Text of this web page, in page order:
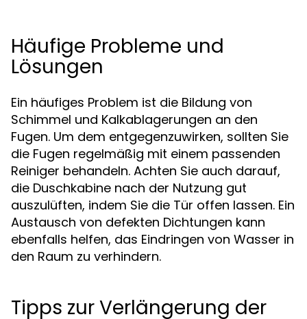
Häufige Probleme und
Lösungen
Ein häufiges Problem ist die Bildung von
Schimmel und Kalkablagerungen an den
Fugen. Um dem entgegenzuwirken, sollten Sie
die Fugen regelmäßig mit einem passenden
Reiniger behandeln. Achten Sie auch darauf,
die Duschkabine nach der Nutzung gut
auszulüften, indem Sie die Tür offen lassen. Ein
Austausch von defekten Dichtungen kann
ebenfalls helfen, das Eindringen von Wasser in
den Raum zu verhindern.
Tipps zur Verlängerung der